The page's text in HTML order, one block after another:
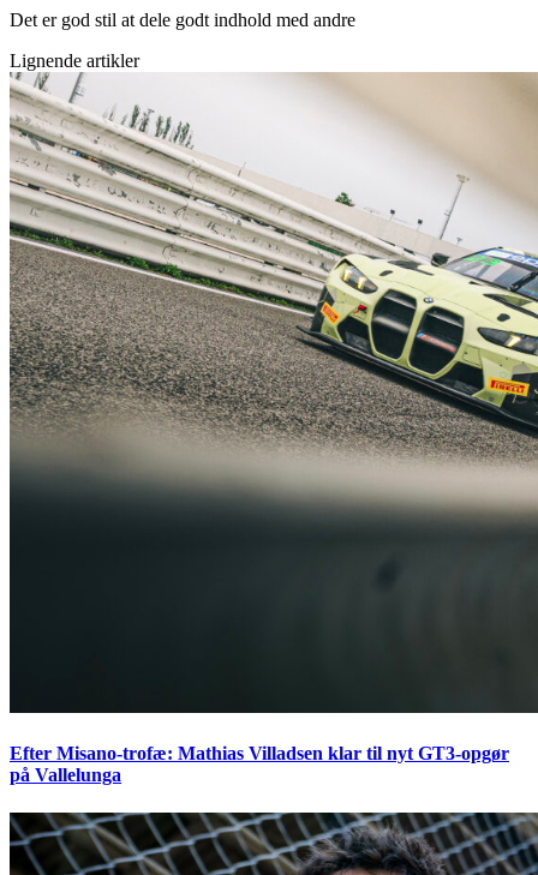
Det er god stil at dele godt indhold med andre
Lignende artikler
Efter Misano-trofæ: Mathias Villadsen klar til nyt GT3-opgør
på Vallelunga